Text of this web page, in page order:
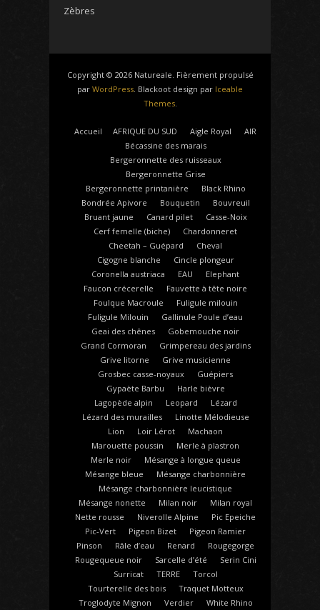
Zèbres
Copyright © 2026 Natureale. Fièrement propulsé
par WordPress. Blackoot design par Iceable
Themes.
Accueil AFRIQUE DU SUD Aigle Royal
AIR
Bécassine des marais
Bergeronnette des ruisseaux
Bergeronnette Grise
Bergeronnette printanière
Black Rhino
Bondrée Apivore
Bouquetin
Bouvreuil
Bruant jaune
Canard pilet
Casse-Noix
Cerf femelle (biche)
Chardonneret
Cheetah – Guépard
Cheval
Cigogne blanche
Cincle plongeur
Coronella austriaca
EAU
Elephant
Faucon crécerelle
Fauvette à tête noire
Foulque Macroule
Fuligule milouin
Fuligule Milouin
Gallinule Poule d’eau
Geai des chênes
Gobemouche noir
Grand Cormoran
Grimpereau des jardins
Grive litorne
Grive musicienne
Grosbec casse-noyaux
Guépiers
Gypaète Barbu
Harle bièvre
Lagopède alpin
Leopard
Lézard
Lézard des murailles
Linotte Mélodieuse
Lion
Loir Lérot
Machaon
Marouette poussin
Merle à plastron
Merle noir
Mésange à longue queue
Mésange bleue
Mésange charbonnière
Mésange charbonnière leucistique
Mésange nonette
Milan noir
Milan royal
Nette rousse
Niverolle Alpine
Pic Epeiche
Pic-Vert
Pigeon Bizet
Pigeon Ramier
Pinson
Râle d’eau Renard
Rougegorge
Rougequeue noir
Sarcelle d’été
Serin Cini
Surricat
TERRE
Torcol
Tourterelle des bois
Traquet Motteux
Troglodyte Mignon
Verdier White Rhino